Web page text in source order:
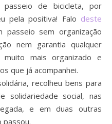
passeio de bicicleta, por
pela positiva! Falo deste
passeio sem organização
nem garantia qualquer
mais organizado e
que já acompanhei.
recolheu bens para
solidariedade social, nas
e em duas outras
passou.